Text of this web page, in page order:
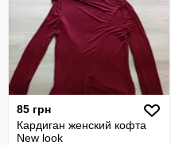
85 грн
Кардиган женский кофта
New look